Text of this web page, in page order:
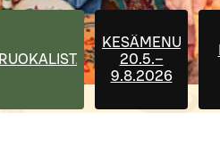
RUOKALISTA
KESÄMENU
20.5.–
9.8.2026